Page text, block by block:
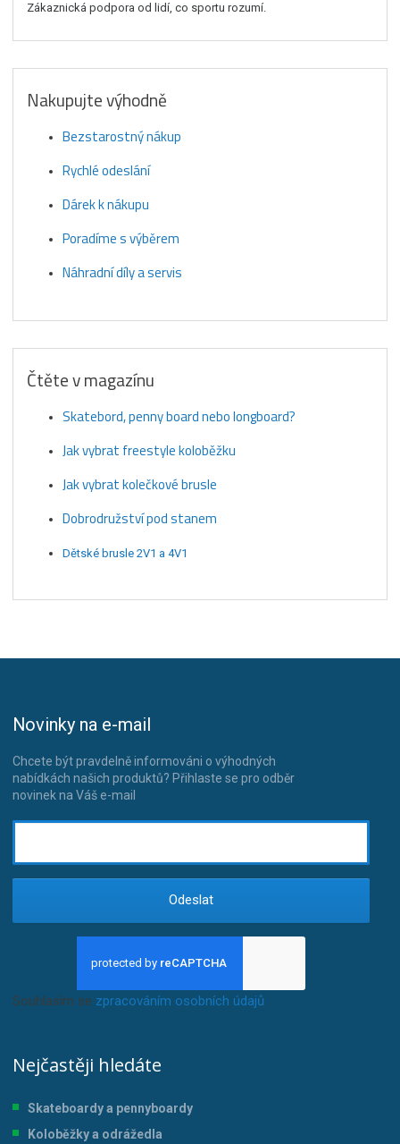
Zákaznická podpora od lidí, co sportu rozumí.
Nakupujte výhodně
Bezstarostný nákup
Rychlé odeslání
Dárek k nákupu
Poradíme s výběrem
Náhradní díly a servis
Čtěte v magazínu
Skatebord, penny board nebo longboard?
Jak vybrat freestyle koloběžku
Jak vybrat kolečkové brusle
Dobrodružství pod stanem
Dětské brusle 2V1 a 4V1
Novinky na e-mail
Chcete být pravdelně informováni o výhodných
nabídkách našich produktů? Přihlaste se pro odběr
novinek na Váš e-mail
Odeslat
Souhlasím se zpracováním osobních údajů.
Nejčastěji hledáte
Skateboardy a pennyboardy
Koloběžky a odrážedla